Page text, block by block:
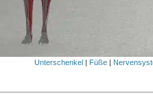
Unterschenkel Füße